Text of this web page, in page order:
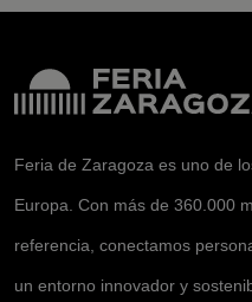
Feria de Zaragoza es uno de
Europa. Con más de 360.000
referencia, conectamos
un entorno innovador y